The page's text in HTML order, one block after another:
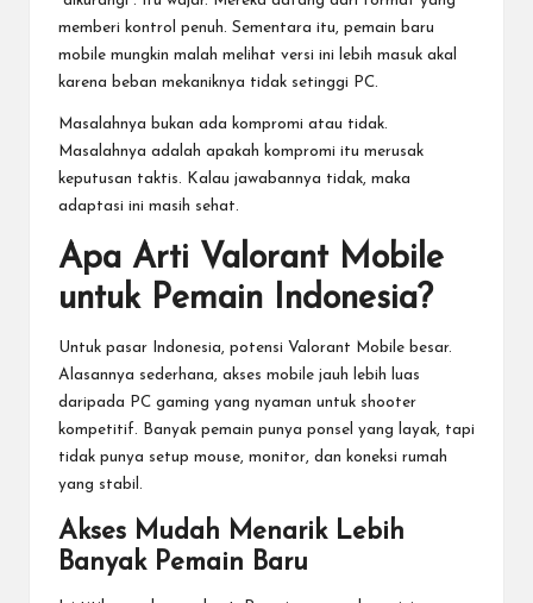
memberi kontrol penuh. Sementara itu, pemain baru
mobile mungkin malah melihat versi ini lebih masuk akal
karena beban mekaniknya tidak setinggi PC.
Masalahnya bukan ada kompromi atau tidak.
Masalahnya adalah apakah kompromi itu merusak
keputusan taktis. Kalau jawabannya tidak, maka
adaptasi ini masih sehat.
Apa Arti Valorant Mobile
untuk Pemain Indonesia?
Untuk pasar Indonesia, potensi Valorant Mobile besar.
Alasannya sederhana, akses mobile jauh lebih luas
daripada PC gaming yang nyaman untuk shooter
kompetitif. Banyak pemain punya ponsel yang layak, tapi
tidak punya setup mouse, monitor, dan koneksi rumah
yang stabil.
Akses Mudah Menarik Lebih
Banyak Pemain Baru